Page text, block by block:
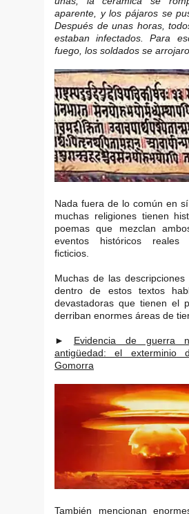
aparente, y los pájaros se
Después de unas horas,
estaban infectados. Para
fuego, los soldados se
Nada fuera de lo común en
muchas religiones tienen
poemas que mezclan
eventos históricos reales
ficticios.
Muchas de las
dentro de estos textos
devastadoras que tienen el
derriban enormes áreas de
► Evidencia de guerra
antigüedad: el exterminio
Gomorra
También mencionan